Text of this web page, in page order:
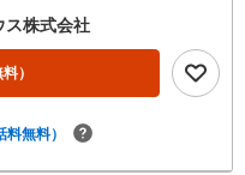
調・床、クロス張替え・外
田上団地第六公園まで徒歩
ニックまで徒歩8分（約640
10分（約790m）・コープか
田上店まで徒歩12分
株式会社
）
料無料）